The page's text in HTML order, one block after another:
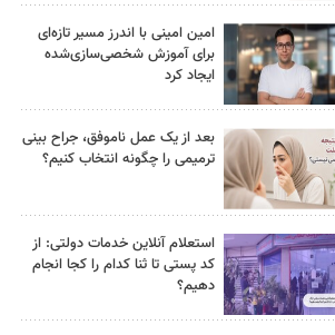
امین امینی با اندرز مسیر تازه‌ای
برای آموزش شخصی‌سازی‌شده
ایجاد کرد
بعد از یک عمل ناموفق، جراح بینی
ترمیمی را چگونه انتخاب کنیم؟
استعلام آنلاین خدمات دولتی: از
کد پستی تا ثنا کدام را کجا انجام
دهیم؟